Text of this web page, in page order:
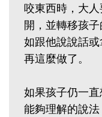
咬東西時，大
開，並轉移孩
如跟他說說話
再這麼做了。
如果孩子仍一
能夠理解的說